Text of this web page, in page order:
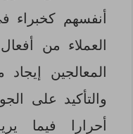
أنفسهم كخبراء
العملاء من
المعالجين إيجاد
والتأكيد على
أحرارا فيما